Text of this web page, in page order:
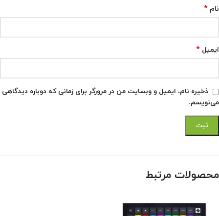
نام *
ایمیل *
ذخیره نام، ایمیل و وبسایت من در مرورگر برای زمانی که دوباره دیدگاهی
می‌نویسم.
محصولات مرتبط